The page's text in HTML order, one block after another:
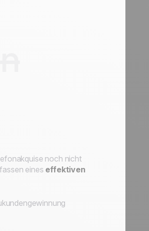
noch nicht
eines effektiven